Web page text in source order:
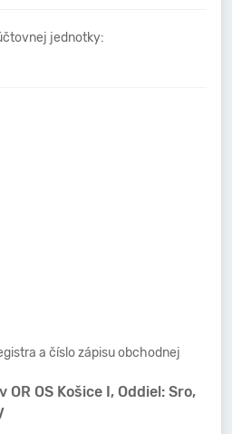
jednotky:
a číslo zápisu obchodnej
OS Košice I, Oddiel: Sro,